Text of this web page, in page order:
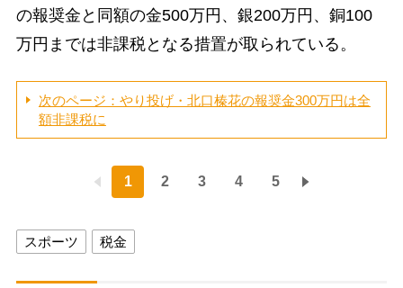
の報奨金と同額の金500万円、銀200万円、銅100
万円までは非課税となる措置が取られている。
次のページ：やり投げ・北口榛花の報奨金300万円は全
額非課税に
1 2 3 4 5
スポーツ 税金